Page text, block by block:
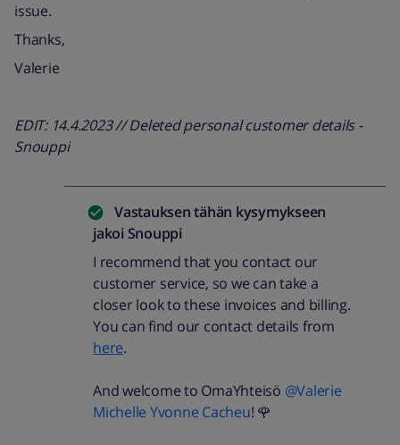
issue.
Thanks,
Valerie
EDIT: 14.4.2023 // Deleted personal customer details -
Snouppi
Vastauksen tähän kysymykseen
jakoi Snouppi
I recommend that you contact our
customer service, so we can take a
closer look to these invoices and billing.
You can find our contact details from
here.
And welcome to OmaYhteisö @Valerie
Michelle Yvonne Cacheu! 🌹